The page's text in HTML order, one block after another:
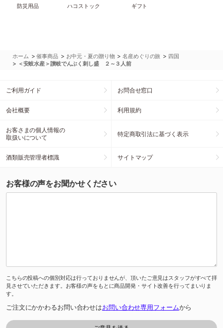
防災用品 ハコストック ギフト
ホーム >催事商品 > お中元・夏の贈り物 >名産めぐりの旅 > 四国
> ＜安岐水産＞讃岐でんぶく刺し盛 ２～３人前
ご利用ガイド お問合せ窓口
会社概要 利用規約
お客さまの個人情報の
取扱いについて
特定商取引法に基づく表示
酒類販売管理者標識 サイトマップ
お客様の声をお聞かせください
こちらの投稿への個別対応は行っておりませんが、頂いたご意見はスタッフがすべて拝
見させていただきます。お客様の声をもとに商品開発・サイト改善を行ってまいりま
す。
ご注文にかかわるお問い合わせはお問い合わせ専用フォームから